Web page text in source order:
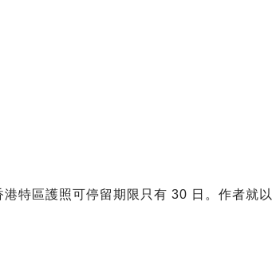
特區護照可停留期限只有 30 日。作者就以